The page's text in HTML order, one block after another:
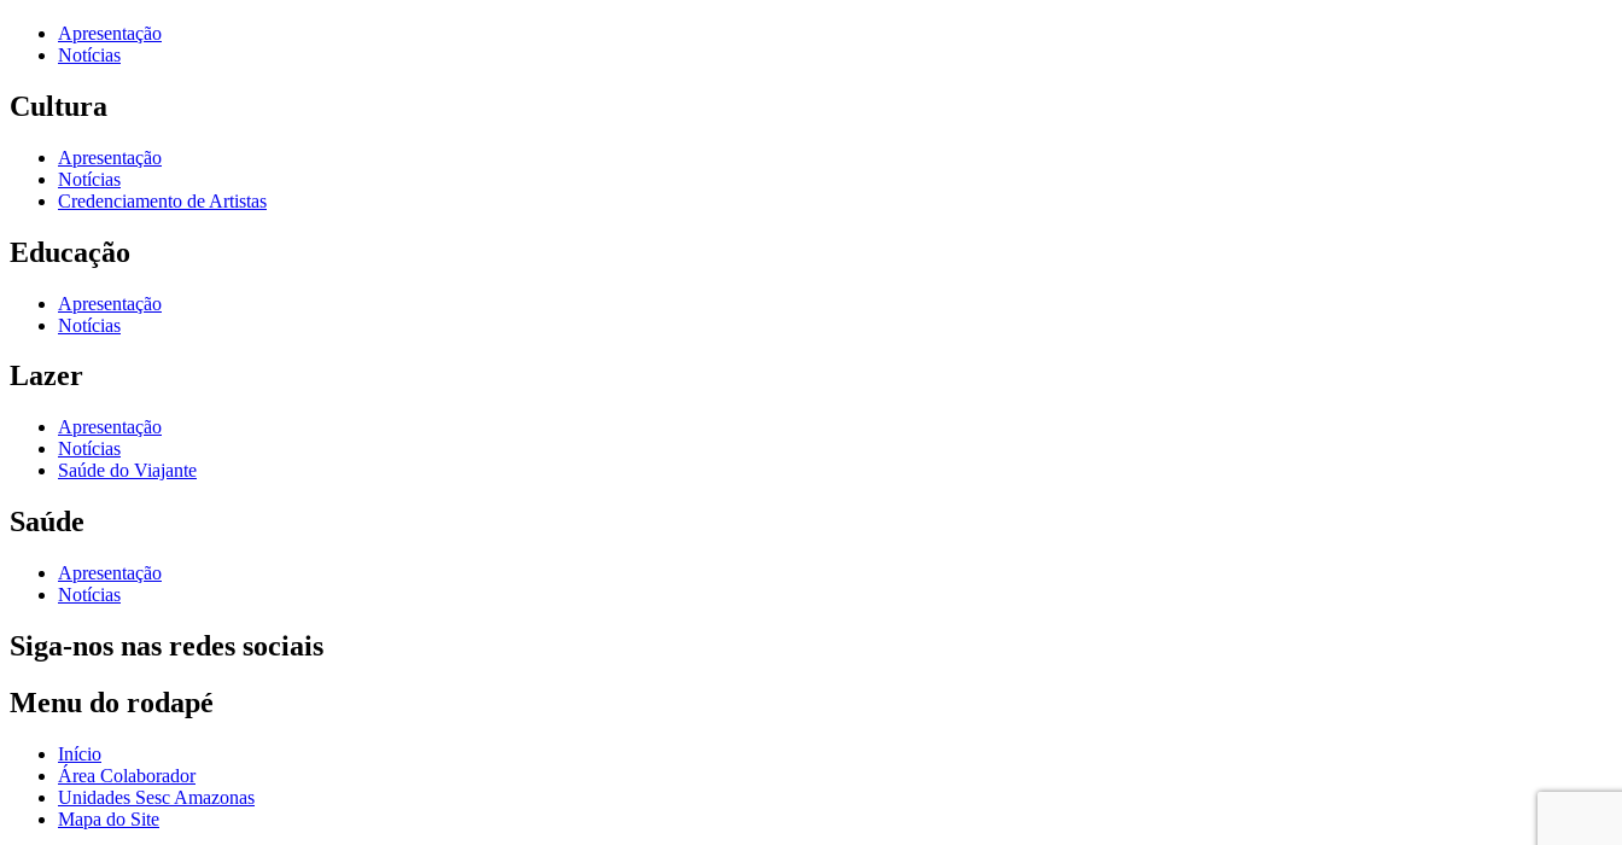
Apresentação
Notícias
Cultura
Apresentação
Notícias
Credenciamento de Artistas
Educação
Apresentação
Notícias
Lazer
Apresentação
Notícias
Saúde do Viajante
Saúde
Apresentação
Notícias
Siga-nos nas redes sociais
Menu do rodapé
Início
Área Colaborador
Unidades Sesc Amazonas
Mapa do Site